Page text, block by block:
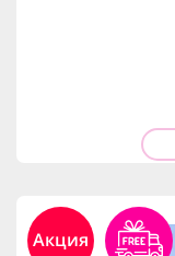
Акция